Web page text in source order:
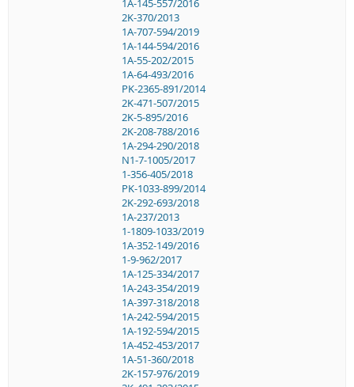
2K-370/2013
1A-707-594/2019
1A-144-594/2016
1A-55-202/2015
1A-64-493/2016
PK-2365-891/2014
2K-471-507/2015
2K-5-895/2016
2K-208-788/2016
1A-294-290/2018
N1-7-1005/2017
1-356-405/2018
PK-1033-899/2014
2K-292-693/2018
1A-237/2013
1-1809-1033/2019
1A-352-149/2016
1-9-962/2017
1A-125-334/2017
1A-243-354/2019
1A-397-318/2018
1A-242-594/2015
1A-192-594/2015
1A-452-453/2017
1A-51-360/2018
2K-157-976/2019